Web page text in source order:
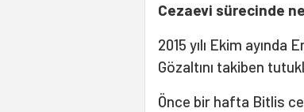
Cezaevi sürecinde
2015 yılı Ekim ayında
Gözaltını takiben
Önce bir hafta Bitlis